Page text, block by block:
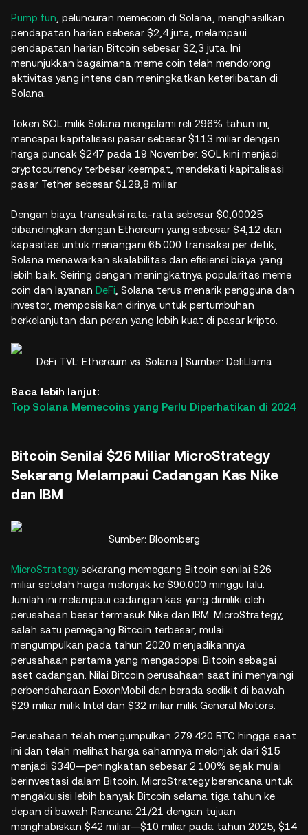
Pump.fun , peluncuran memecoin di Solana, menghasilkan
pendapatan harian sebesar $2,4 juta, melampaui
pendapatan harian Bitcoin sebesar $2,3 juta. Ini
menunjukkan bagaimana meme coin telah mendorong
aktivitas yang intens dan meningkatkan keterlibatan di
Solana.
Token SOL milik Solana mengalami reli 296% tahun ini,
mencapai kapitalisasi pasar sebesar $113 miliar dengan
harga puncak $247 pada 19 November. SOL kini menjadi
cryptocurrency terbesar keempat, mendekati kapitalisasi
pasar Tether sebesar $128,8 miliar.
Dengan biaya transaksi rata-rata sebesar $0,00025
dibandingkan dengan Ethereum yang sebesar $4,12 dan
kapasitas untuk menangani 65.000 transaksi per detik,
Solana menawarkan skalabilitas dan efisiensi biaya yang
lebih baik. Seiring dengan meningkatnya popularitas meme
coin dan layanan DeFi , Solana terus menarik pengguna dan
investor, memposisikan dirinya untuk pertumbuhan
berkelanjutan dan peran yang lebih kuat di pasar kripto.
DeFi TVL: Ethereum vs. Solana | Sumber: DefiLlama
Baca lebih lanjut:
Top Solana Memecoins yang Perlu Diperhatikan di 2024
Bitcoin Senilai $26 Miliar MicroStrategy
Sekarang Melampaui Cadangan Kas Nike
dan IBM
Sumber: Bloomberg
MicroStrategysekarang memegang Bitcoin senilai $26
miliar setelah harga melonjak ke $90.000 minggu lalu.
Jumlah ini melampaui cadangan kas yang dimiliki oleh
perusahaan besar termasuk Nike dan IBM. MicroStrategy,
salah satu pemegang Bitcoin terbesar, mulai
mengumpulkan pada tahun 2020 menjadikannya
perusahaan pertama yang mengadopsi Bitcoin sebagai
aset cadangan. Nilai Bitcoin perusahaan saat ini menyaingi
perbendaharaan ExxonMobil dan berada sedikit di bawah
$29 miliar milik Intel dan $32 miliar milik General Motors.
Perusahaan telah mengumpulkan 279.420 BTC hingga saat
ini dan telah melihat harga sahamnya melonjak dari $15
menjadi $340—peningkatan sebesar 2.100% sejak mulai
berinvestasi dalam Bitcoin. MicroStrategy berencana untuk
mengakuisisi lebih banyak Bitcoin selama tiga tahun ke
depan di bawah Rencana 21/21 dengan tujuan
menghabiskan $42 miliar—$10 miliar pada tahun 2025, $14